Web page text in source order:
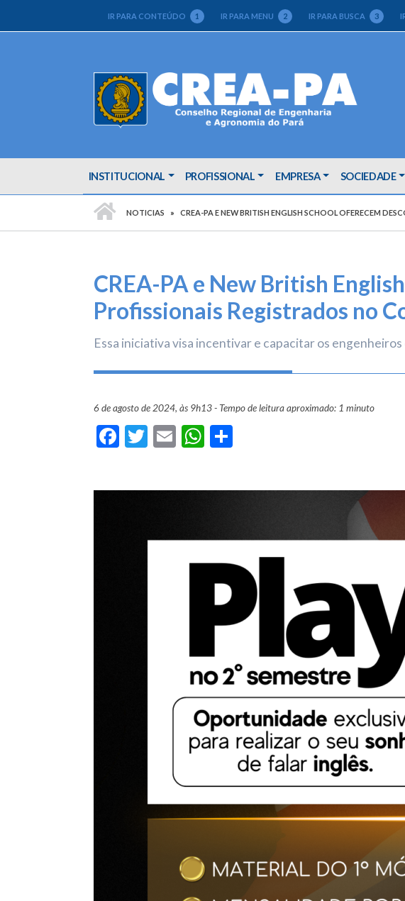
IR PARA CONTEÚDO 1 IR PARA MENU 2 IR PARA BUSCA 3
INSTITUCIONAL PROFISSIONAL EMPRESA SOCIEDADE
NOTICIAS CREA-PA E NEW BRITISH ENGLISH SCHOOL OFERECEM
CREA-PA e New British
Profissionais Registrados no
Essa iniciativa visa incentivar e capacitar os
6 de agosto de 2024, às 9h13 - Tempo de leitura aproximado: 1 minuto
Facebook
Twitter
EmailWhatsApp